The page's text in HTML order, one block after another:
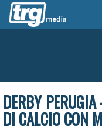
DERBY
DI CALCIO CON